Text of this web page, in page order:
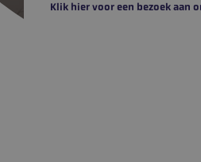
Klik hier voor een bezoek aan